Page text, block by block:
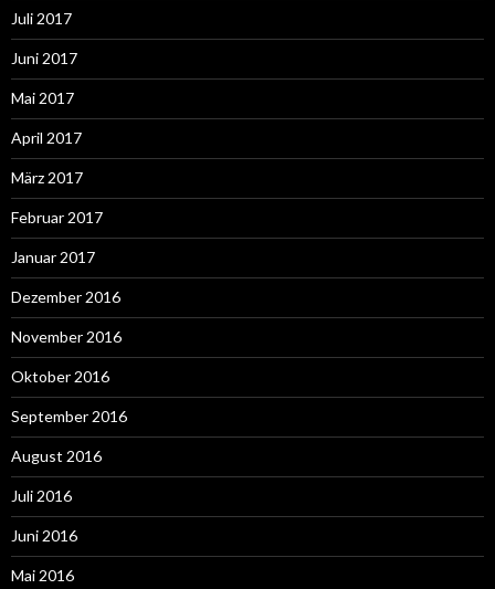
Juli 2017
Juni 2017
Mai 2017
April 2017
März 2017
Februar 2017
Januar 2017
Dezember 2016
November 2016
Oktober 2016
September 2016
August 2016
Juli 2016
Juni 2016
Mai 2016